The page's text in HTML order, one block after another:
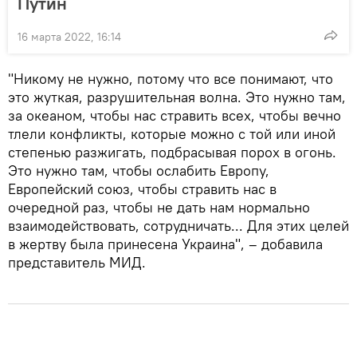
16 марта 2022, 16:14
"Никому не нужно, потому что все понимают, что
это жуткая, разрушительная волна. Это нужно там,
за океаном, чтобы нас стравить всех, чтобы вечно
тлели конфликты, которые можно с той или иной
степенью разжигать, подбрасывая порох в огонь.
Это нужно там, чтобы ослабить Европу,
Европейский союз, чтобы стравить нас в
очередной раз, чтобы не дать нам нормально
взаимодействовать, сотрудничать... Для этих целей
в жертву была принесена Украина", – добавила
представитель МИД.